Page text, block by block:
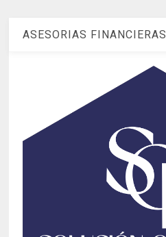
ASESORIAS FINANCIERAS